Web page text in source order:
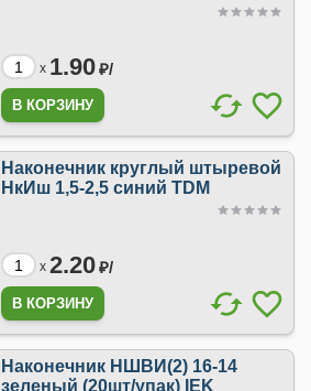
x 1.90₽/
Наконечник круглый штыревой
НкИш 1,5-2,5 синий TDM
x 2.20₽/
Наконечник НШВИ(2) 16-14
зеленый (20шт/упак) IEK